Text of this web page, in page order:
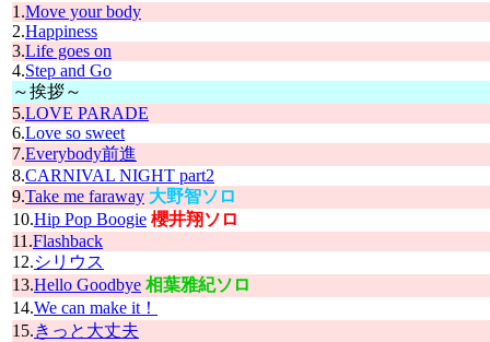
1.Move your body
2.Happiness
3.Life goes on
4.Step and Go
～挨拶～
5.LOVE PARADE
6.Love so sweet
7.Everybody前進
8.CARNIVAL NIGHT part2
9.Take me faraway 大野智ソロ
10.Hip Pop Boogie 櫻井翔ソロ
11.Flashback
12.シリウス
13.Hello Goodbye 相葉雅紀ソロ
14.We can make it！
15.きっと大丈夫